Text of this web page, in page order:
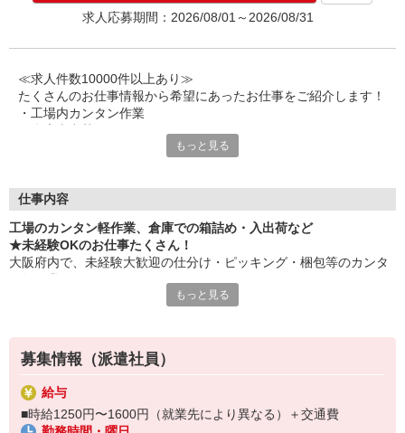
求人応募期間：2026/08/01～2026/08/31
≪求人件数10000件以上あり≫
たくさんのお仕事情報から希望にあったお仕事をご紹介します！
・工場内カンタン作業
≪性別問わずご活躍中！≫
車通勤・バイク通勤OKも多数あり！「交通費支給OK！」
自宅から通いやすいお仕事お探しの方もぜひご登録下さい☆
勤務実績に応じて給与の一部を給料日前にお支払いOK
※原則月払いでの給与支払です。
＜あんしん資格取得制度＞
就業中の方にはフォークリフト・クレーン・玉掛け・溶接の資格
取得を全力サポート！講習料・受験料を全額当社負担します。
もっと見る
仕事内容
工場のカンタン軽作業、倉庫での箱詰め・入出荷など
★未経験OKのお仕事たくさん！
大阪府内で、未経験大歓迎の仕分け・ピッキング・梱包等のカンタ
もっと見る
募集情報（派遣社員）
給与
■時給1250円〜1600円（就業先により異なる）＋交通費